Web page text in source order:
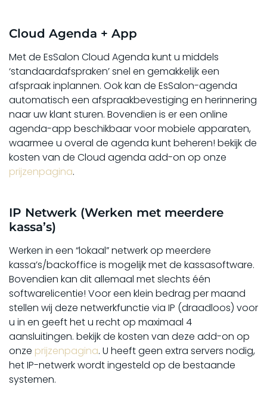
Cloud Agenda + App
Met de EsSalon Cloud Agenda kunt u middels
‘standaardafspraken’ snel en gemakkelijk een
afspraak inplannen. Ook kan de EsSalon-agenda
automatisch een afspraakbevestiging en herinnering
naar uw klant sturen. Bovendien is er een online
agenda-app beschikbaar voor mobiele apparaten,
waarmee u overal de agenda kunt beheren! bekijk de
kosten van de Cloud agenda add-on op onze
prijzenpagina.
IP Netwerk (Werken met meerdere
kassa’s)
Werken in een “lokaal” netwerk op meerdere
kassa’s/backoffice is mogelijk met de kassasoftware.
Bovendien kan dit allemaal met slechts één
softwarelicentie! Voor een klein bedrag per maand
stellen wij deze netwerkfunctie via IP (draadloos) voor
u in en geeft het u recht op maximaal 4
aansluitingen. bekijk de kosten van deze add-on op
onze prijzenpagina. U heeft geen extra servers nodig,
het IP-netwerk wordt ingesteld op de bestaande
systemen.